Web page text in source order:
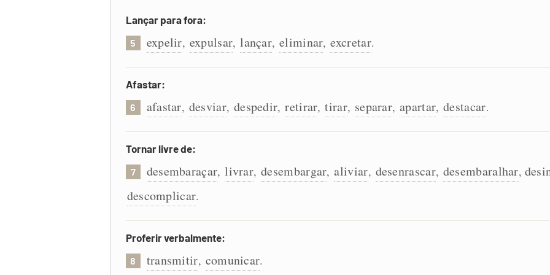
Lançar para fora:
5 expelir, expulsar, lançar, eliminar, excretar.
Afastar:
6 afastar, desviar, despedir, retirar, tirar, separar, apartar, destacar.
Tornar livre de:
7 desembaraçar, livrar, desembargar, aliviar, desenrascar, desembaralhar,
descomplicar.
Proferir verbalmente:
8 transmitir, comunicar.